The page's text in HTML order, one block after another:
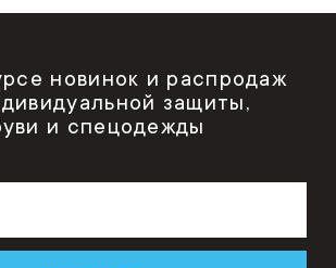
новинок и распродаж
защиты,
и спецодежды